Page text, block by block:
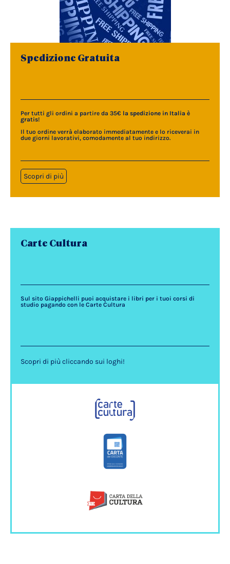
Spedizione Gratuita
Per tutti gli ordini a partire da 35€ la spedizione in Italia è
gratis!
Il tuo ordine verrà elaborato immediatamente e lo riceverai in
due giorni lavorativi, comodamente al tuo indirizzo.
Scopri di più
Carte Cultura
Sul sito Giappichelli puoi acquistare i libri per i tuoi corsi di
studio pagando con le Carte Cultura
Scopri di più cliccando sui loghi!